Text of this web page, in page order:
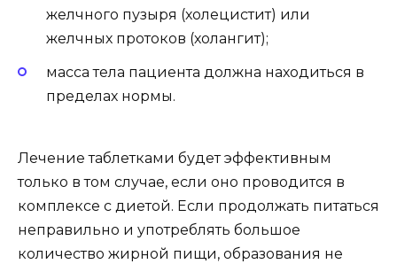
желчного пузыря (холецистит) или
желчных протоков (холангит);
масса тела пациента должна находиться в
пределах нормы.
Лечение таблетками будет эффективным
только в том случае, если оно проводится в
комплексе с диетой. Если продолжать питаться
неправильно и употреблять большое
количество жирной пищи, образования не